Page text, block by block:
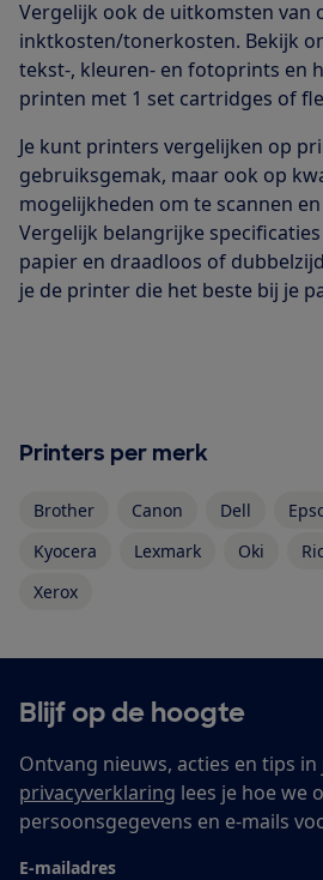
Vergelijk ook de uitkomsten van
inktkosten/tonerkosten. Bekijk
tekst-, kleuren- en fotoprints en
printen met 1 set cartridges of
Je kunt printers vergelijken op
gebruiksgemak, maar ook op
mogelijkheden om te scannen
Vergelijk belangrijke
papier en draadloos of
je de printer die het beste bij je
Printers per merk
Brother Canon Dell
Kyocera
Lexmark Oki
Xerox
Blijf op de hoogte
Ontvang nieuws, acties en tips
privacyverklaring lees je hoe we
persoonsgegevens en e-mails
E-mailadres